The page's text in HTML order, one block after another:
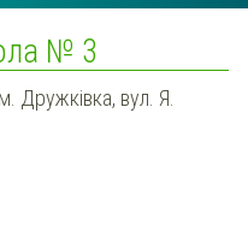
№ 3
Дружківка, вул. Я.